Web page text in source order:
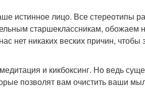
истинное лицо. Все стереотипы
старшеклассникам, обожаем
нет никаких веских причин, чтобы
и кикбоксинг. Но ведь
позволят вам очистить ваши